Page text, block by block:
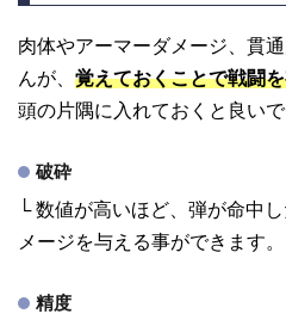
肉体やアーマーダメージ、貫
んが、 覚えておくことで戦闘
頭の片隅に入れておくと良いで
破砕
└ 数値が高いほど、弾が命中
メージを与える事ができます。
精度